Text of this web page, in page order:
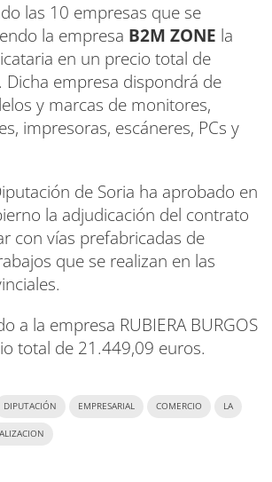
las 10 empresas que se
la empresa B2M ZONE la
en un precio total de
Dicha empresa dispondrá de
y marcas de monitores,
impresoras, escáneres, PCs y
de Soria ha aprobado en
la adjudicación del contrato
con vías prefabricadas de
que se realizan en las
a la empresa RUBIERA BURGOS
total de 21.449,09 euros.
DIPUTACIÓN EMPRESARIAL COMERCIO LA